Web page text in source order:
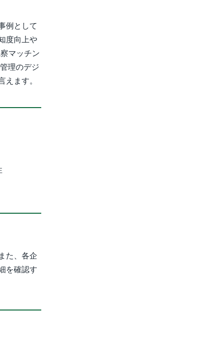
例として
度向上や
マッチン
理のデジ
ます。
た、各企
を確認す